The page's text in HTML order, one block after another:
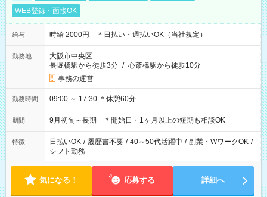
WEB登録・面接OK
給与 時給 2000円 ＊日払い・週払いOK（当社規定）
勤務地
大阪市中央区
長堀橋駅から徒歩3分 / 心斎橋駅から徒歩10分
事務の運営
勤務時間 09:00 ～ 17:30 ＊休憩60分
期間 9月初旬～長期 ＊開始日・1ヶ月以上の短期も相談OK
特徴 日払いOK / 履歴書不要 / 40～50代活躍中 / 副業・WワークOK /
シフト勤務
気になる！ 応募する 詳細へ